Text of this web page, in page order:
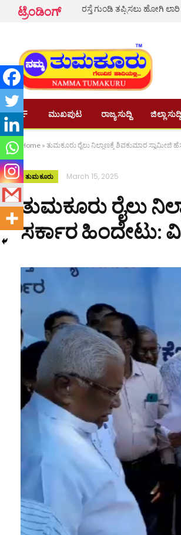
ಟ್ರೆಂಡಿಂಗ್
ಮುಖಪುಟ ರಾಜ್ಯ ಸುದ್ದಿ ಜಿಲ್ಲಾ
Home » ತುಮಕೂರು ರೈಲು ನಿಲ್ದಾಣಕ್ಕೆ ಶಿವಕುಮಾರ
ತುಮಕೂರು March 15, 2025
ತುಮಕೂರು ರೈಲು
ಸರ್ಕಾರ ಹಿಂದೇಟು: